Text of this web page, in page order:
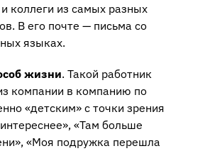
коллеги из самых разных
В его почте — письма со
языках.
жизни. Такой работник
компании в компанию по
«детским» с точки зрения
«Там больше
«Моя подружка перешла